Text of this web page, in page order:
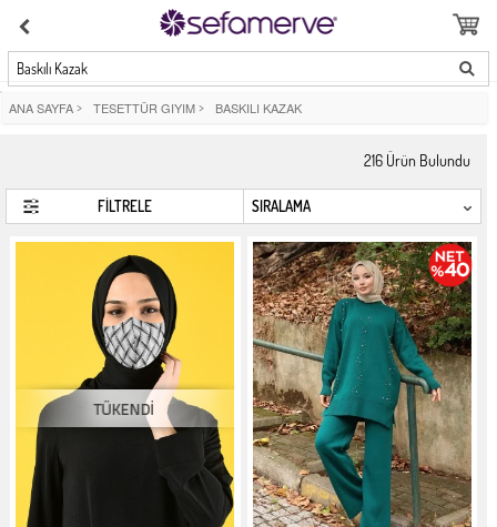
Baskılı Kazak
ANA SAYFA > TESETTÜR GIYIM > BASKILI KAZAK
216 Ürün Bulundu
FİLTRELE